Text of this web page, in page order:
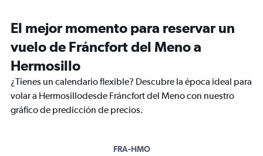
El mejor momento para reservar un
vuelo de Fráncfort del Meno a
Hermosillo
¿Tienes un calendario flexible? Descubre la época ideal para
volar a Hermosillodesde Fráncfort del Meno con nuestro
gráfico de predicción de precios.
FRA-HMO